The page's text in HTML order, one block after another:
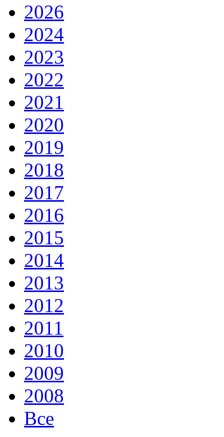
2026
2024
2023
2022
2021
2020
2019
2018
2017
2016
2015
2014
2013
2012
2011
2010
2009
2008
Все